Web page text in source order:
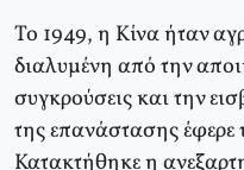
Το 1949, η Κίνα ήταν
διαλυμένη από την
συγκρούσεις και την
της επανάστασης έφερε
Κατακτήθηκε η